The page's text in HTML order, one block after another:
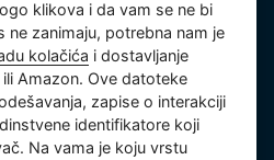
klikova i da vam se ne bi
ne zanimaju, potrebna nam je
kolačića i dostavljanje
Amazon. Ove datoteke
zapise o interakciji
identifikatore koji
Na vama je koju vrstu